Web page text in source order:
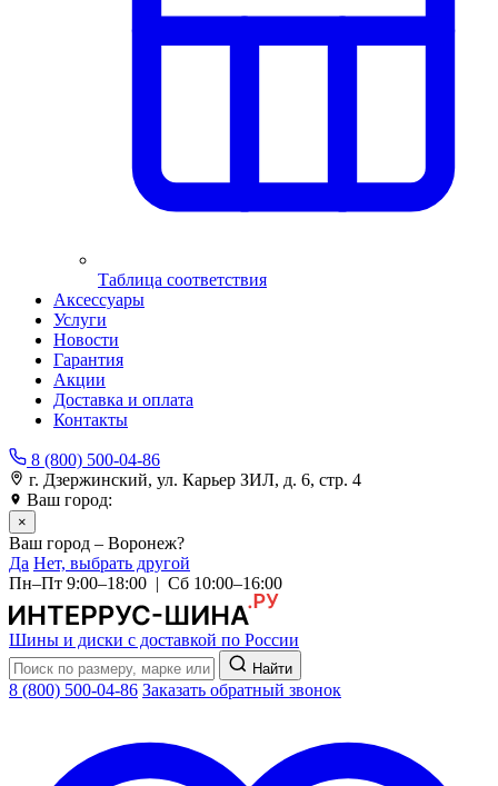
Таблица соответствия
Аксессуары
Услуги
Новости
Гарантия
Акции
Доставка и оплата
Контакты
8 (800) 500-04-86
г. Дзержинский, ул. Карьер ЗИЛ, д. 6, стр. 4
Ваш город:
×
Ваш город – Воронеж?
Да Нет, выбрать другой
Пн–Пт 9:00–18:00 | Сб 10:00–16:00
Шины и диски с доставкой по России
Найти
8 (800) 500-04-86 Заказать обратный звонок